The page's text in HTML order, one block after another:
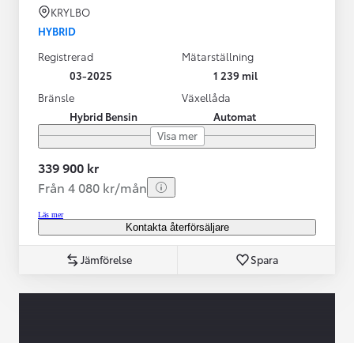
KRYLBO
HYBRID
Registrerad
03-2025
Mätarställning
1 239 mil
Bränsle
Hybrid Bensin
Växellåda
Automat
Visa mer
339 900 kr
Från 4 080 kr/mån
Läs mer
Kontakta återförsäljare
Jämförelse Spara